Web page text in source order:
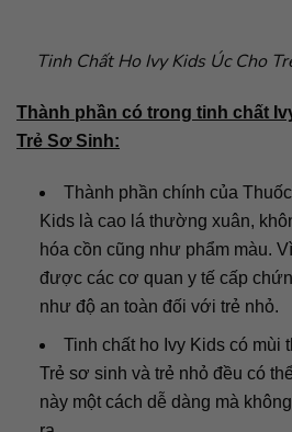
Tinh Chất Ho Ivy Kids Úc Cho
Thành phần có trong tinh chất
Trẻ Sơ Sinh:
Thành phần chính của
Kids là cao lá thường xuân,
hóa cồn cũng như phẩm màu.
được các cơ quan y tế cấp
như độ an toàn đối với trẻ nhỏ.
Tinh chất ho Ivy Kids có mùi
Trẻ sơ sinh và trẻ nhỏ đều có
này một cách dễ dàng mà